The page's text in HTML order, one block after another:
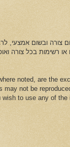
צורה ובשום אמצעי,
רשימות בכל צורה
noted, are the
may not be
to use any of